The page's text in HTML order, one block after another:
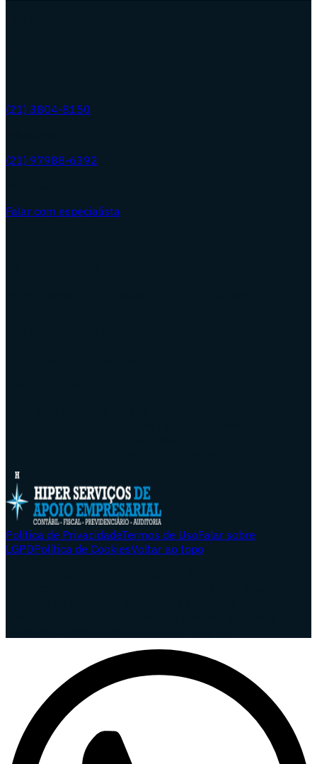
(21) 3804-8150
(21) 97988-6392
Falar com especialista
Política de PrivacidadeTermos de UsoFalar sobre
LGPDPolítica de CookiesVoltar ao topo